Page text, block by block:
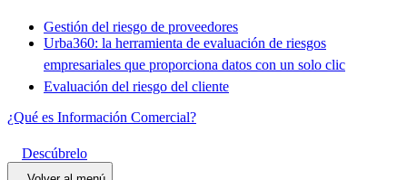
Gestión del riesgo de proveedores
Urba360: la herramienta de evaluación de riesgos
empresariales que proporciona datos con un solo clic
Evaluación del riesgo del cliente
¿Qué es Información Comercial?
Descúbrelo